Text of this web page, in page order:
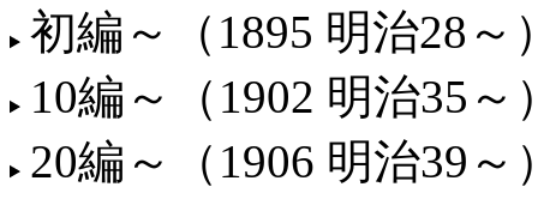
初編～（1895 明治28～
10編～（1902 明治35～
20編～（1906 明治39～